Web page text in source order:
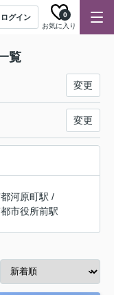
ログイン
お気に入り
0
覧
変更
変更
河原町駅 /
市役所前駅